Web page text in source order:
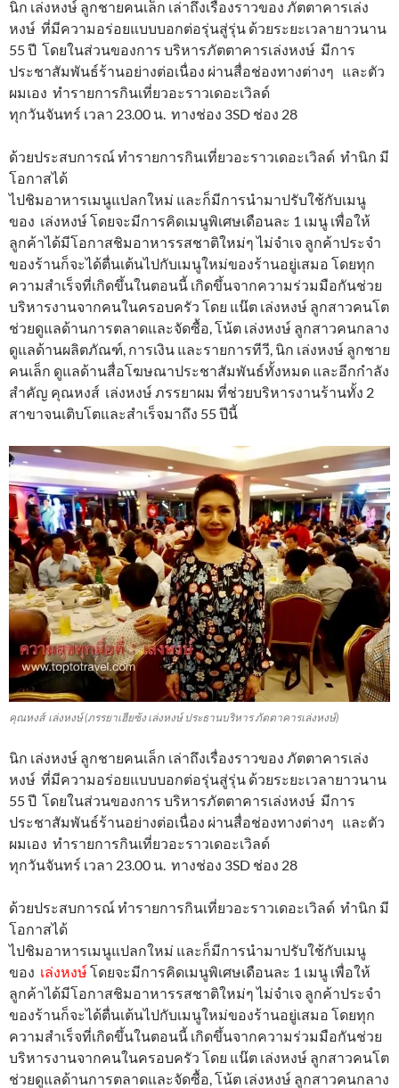
นิก เล่งหงษ์ ลูกชายคนเล็ก เล่าถึงเรื่องราวของ ภัตตาคารเล่ง
หงษ์ ที่มีความอร่อยแบบบอกต่อรุ่นสู่รุ่น ด้วยระยะเวลายาวนาน
55 ปี โดยในส่วนของการ บริหารภัตตาคารเล่งหงษ์ มีการ
ประชาสัมพันธ์ร้านอย่างต่อเนื่อง ผ่านสื่อช่องทางต่างๆ และตัว
ผมเอง ทำรายการกินเที่ยวอะราวเดอะเวิลด์
ทุกวันจันทร์ เวลา 23.00 น. ทางช่อง 3SD ช่อง 28
ด้วยประสบการณ์ ทำรายการกินเที่ยวอะราวเดอะเวิลด์ ทำนิก มี
โอกาสได้
ไปชิมอาหารเมนูแปลกใหม่ และก็มีการนำมาปรับใช้กับเมนู
ของ เล่งหงษ์ โดยจะมีการคิดเมนูพิเศษเดือนละ 1 เมนู เพื่อให้
ลูกค้าได้มีโอกาสชิมอาหารรสชาติใหม่ๆ ไม่จำเจ ลูกค้าประจำ
ของร้านก็จะได้ตื่นเต้นไปกับเมนูใหม่ของร้านอยู่เสมอ โดยทุก
ความสำเร็จที่เกิดขึ้นในตอนนี้ เกิดขึ้นจากความร่วมมือกันช่วย
บริหารงานจากคนในครอบครัว โดย แน๊ต เล่งหงษ์ ลูกสาวคนโต
ช่วยดูแลด้านการตลาดและจัดซื้อ, โน้ต เล่งหงษ์ ลูกสาวคนกลาง
ดูแลด้านผลิตภัณฑ์, การเงิน และรายการทีวี, นิก เล่งหงษ์ ลูกชาย
คนเล็ก ดูแลด้านสื่อโฆษณาประชาสัมพันธ์ทั้งหมด และอีกกำลัง
สำคัญ คุณหงส์ เล่งหงษ์ ภรรยาผม ที่ช่วยบริหารงานร้านทั้ง 2
สาขาจนเติบโตและสำเร็จมาถึง 55 ปีนี้
คุณหงส์ เล่งหงษ์ (ภรรยาเฮียซ้ง เล่งหงษ์ ประธานบริหาร ภัตตาคารเล่งหงษ์)
นิก เล่งหงษ์ ลูกชายคนเล็ก เล่าถึงเรื่องราวของ ภัตตาคารเล่ง
หงษ์ ที่มีความอร่อยแบบบอกต่อรุ่นสู่รุ่น ด้วยระยะเวลายาวนาน
55 ปี โดยในส่วนของการ บริหารภัตตาคารเล่งหงษ์ มีการ
ประชาสัมพันธ์ร้านอย่างต่อเนื่อง ผ่านสื่อช่องทางต่างๆ และตัว
ผมเอง ทำรายการกินเที่ยวอะราวเดอะเวิลด์
ทุกวันจันทร์ เวลา 23.00 น. ทางช่อง 3SD ช่อง 28
ด้วยประสบการณ์ ทำรายการกินเที่ยวอะราวเดอะเวิลด์ ทำนิก มี
โอกาสได้
ไปชิมอาหารเมนูแปลกใหม่ และก็มีการนำมาปรับใช้กับเมนู
ของ เล่งหงษ์ โดยจะมีการคิดเมนูพิเศษเดือนละ 1 เมนู เพื่อให้
ลูกค้าได้มีโอกาสชิมอาหารรสชาติใหม่ๆ ไม่จำเจ ลูกค้าประจำ
ของร้านก็จะได้ตื่นเต้นไปกับเมนูใหม่ของร้านอยู่เสมอ โดยทุก
ความสำเร็จที่เกิดขึ้นในตอนนี้ เกิดขึ้นจากความร่วมมือกันช่วย
บริหารงานจากคนในครอบครัว โดย แน๊ต เล่งหงษ์ ลูกสาวคนโต
ช่วยดูแลด้านการตลาดและจัดซื้อ, โน้ต เล่งหงษ์ ลูกสาวคนกลาง